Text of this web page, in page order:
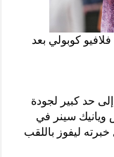
كوبولي بعد
حد كبير لجودة
ويانيك سينر في
ليفوز باللقب